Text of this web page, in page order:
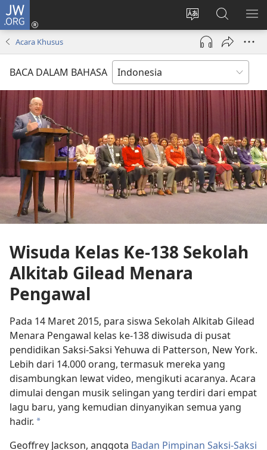
JW.ORG
Ganti
bahasa
situs
Log
(terbuka
window
Cari
di
JW.ORG
Acara Khusus
BACA DALAM BAHASA
Wisuda Kelas Ke-138 Sekolah
Alkitab Gilead Menara
Pengawal
Pada 14 Maret 2015, para siswa Sekolah Alkitab Gilead
Menara Pengawal kelas ke-138 diwisuda di pusat
pendidikan Saksi-Saksi Yehuwa di Patterson, New York.
Lebih dari 14.000 orang, termasuk mereka yang
disambungkan lewat video, mengikuti acaranya. Acara
dimulai dengan musik selingan yang terdiri dari empat
lagu baru, yang kemudian dinyanyikan semua yang
hadir. a
Geoffrey Jackson, anggota Badan Pimpinan Saksi-Saksi